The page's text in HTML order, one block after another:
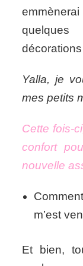
Yalla, je
mes petits
Cette fois-
confort
nouvelle
m’est
Et bien,